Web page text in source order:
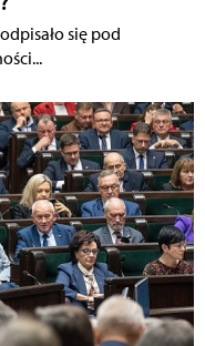
się pod